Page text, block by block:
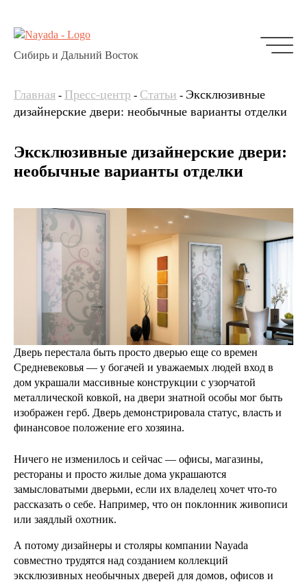
Сибирь и Дальний Восток
Главная - Пресс-центр - Статьи - Эксклюзивные
дизайнерские двери: необычные варианты отделки
Эксклюзивные дизайнерские двери:
необычные варианты отделки
Дверь перестала быть просто дверью еще со времен
Средневековья — у богачей и уважаемых людей вход в
дом украшали массивные конструкции с узорчатой
металлической ковкой, на двери знатной особы мог быть
изображен герб. Дверь демонстрировала статус, власть и
финансовое положение его хозяина.
Ничего не изменилось и сейчас — офисы, магазины,
рестораны и просто жилые дома украшаются
замысловатыми дверьми, если их владелец хочет что-то
рассказать о себе. Например, что он поклонник живописи
или заядлый охотник.
А потому дизайнеры и столяры компании Nayada
совместно трудятся над созданием коллекций
эксклюзивных необычных дверей для домов, офисов и